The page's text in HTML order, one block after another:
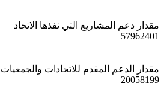
مقدار دعم المشاريع التي نفذها الاتحاد
57962401
مقدار الدعم المقدم للاتحادات والجمعيات
20058199